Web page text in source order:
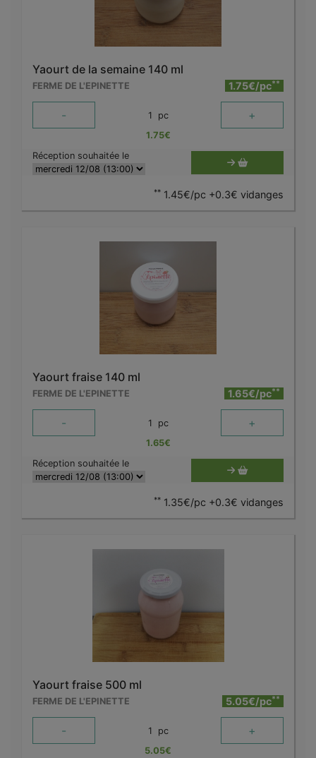
Yaourt de la semaine 140 ml
FERME DE L'EPINETTE 1.75€/pc**
- 1 pc +
1.75€
Réception souhaitée le
** 1.45€/pc +0.3€ vidanges
Yaourt fraise 140 ml
FERME DE L'EPINETTE 1.65€/pc**
- 1 pc +
1.65€
Réception souhaitée le
** 1.35€/pc +0.3€ vidanges
Yaourt fraise 500 ml
FERME DE L'EPINETTE 5.05€/pc**
- 1 pc +
5.05€